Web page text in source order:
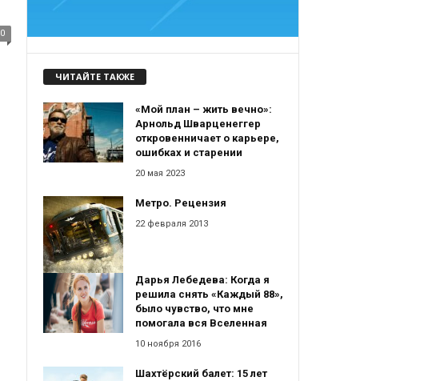
0
ЧИТАЙТЕ ТАКЖЕ
«Мой план – жить вечно»:
Арнольд Шварценеггер
откровенничает о карьере,
ошибках и старении
20 мая 2023
Метро. Рецензия
22 февраля 2013
Дарья Лебедева: Когда я
решила снять «Каждый 88»,
было чувство, что мне
помогала вся Вселенная
10 ноября 2016
Шахтёрский балет: 15 лет